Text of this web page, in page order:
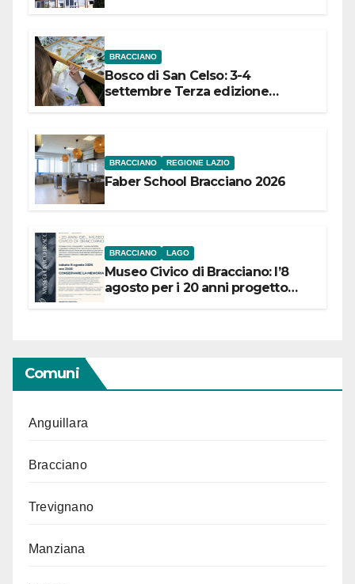
BRACCIANO
Bosco di San Celso: 3-4
settembre Terza edizione
BRACCIANO REGIONE LAZIO
Faber School Bracciano 2026
BRACCIANO LAGO
Museo Civico di Bracciano: l’8
agosto per i 20 anni progetto
Comuni
Anguillara
Bracciano
Trevignano
Manziana